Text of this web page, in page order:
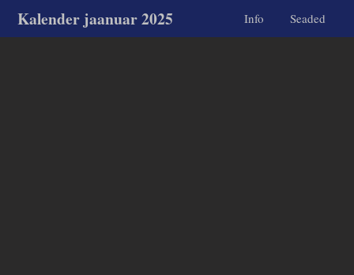
Kalender jaanuar 2025 Info Seaded